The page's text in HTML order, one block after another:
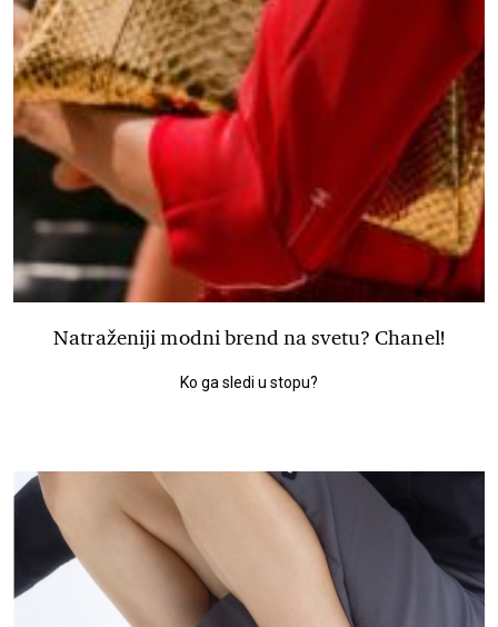
Natraženiji modni brend na svetu? Chanel!
Ko ga sledi u stopu?